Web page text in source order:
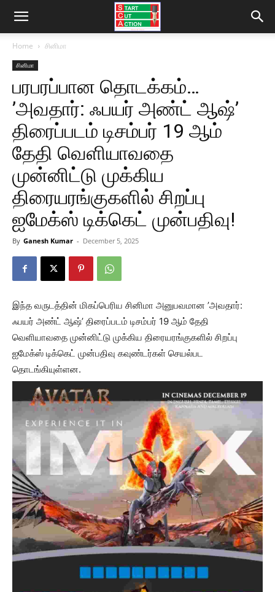
Home சினிமா
சினிமா
பரபரப்பான தொடக்கம்…
’அவதார்: ஃபயர் அண்ட் ஆஷ்’
திரைப்படம் டிசம்பர் 19 ஆம்
தேதி வெளியாவதை
முன்னிட்டு முக்கிய
திரையரங்குகளில் சிறப்பு
ஐமேக்ஸ் டிக்கெட் முன்பதிவு!
By Ganesh Kumar - December 5, 2025
இந்த வருடத்தின் மிகப்பெரிய சினிமா அனுபவமான ’அவதார்:
ஃபயர் அண்ட் ஆஷ்’ திரைப்படம் டிசம்பர் 19 ஆம் தேதி
வெளியாவதை முன்னிட்டு முக்கிய திரையரங்குகளில் சிறப்பு
ஐமேக்ஸ் டிக்கெட் முன்பதிவு கவுண்டர்கள் செயல்பட
தொடங்கியுள்ளன.